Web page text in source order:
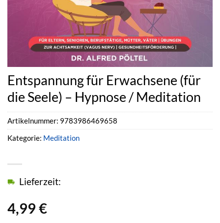
Entspannung für Erwachsene (für
die Seele) – Hypnose / Meditation
4,99 €
Lieferzeit:
Artikelnummer: 9783986469658
Kategorie: Meditation